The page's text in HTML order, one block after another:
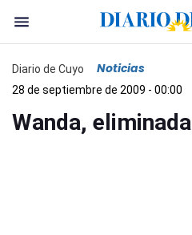
Diario de Cuyo Noticias
28 de septiembre de 2009 - 00:00
Wanda, eliminada